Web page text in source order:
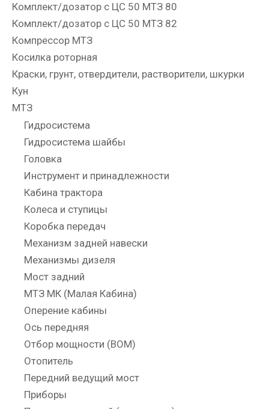
Комплект/дозатор с ЦС 50 МТЗ 80
Комплект/дозатор с ЦС 50 МТЗ 82
Компрессор МТЗ
Косилка роторная
Краски, грунт, отвердители, растворители, шкурки
Кун
МТЗ
Гидросистема
Гидросистема шайбы
Головка
Инструмент и принадлежности
Кабина трактора
Колеса и ступицы
Коробка передач
Механизм задней навески
Механизмы дизеля
Мост задний
МТЗ МК (Малая Кабина)
Оперение кабины
Ось передняя
Отбор мощности (ВОМ)
Отопитель
Передний ведущий мост
Приборы